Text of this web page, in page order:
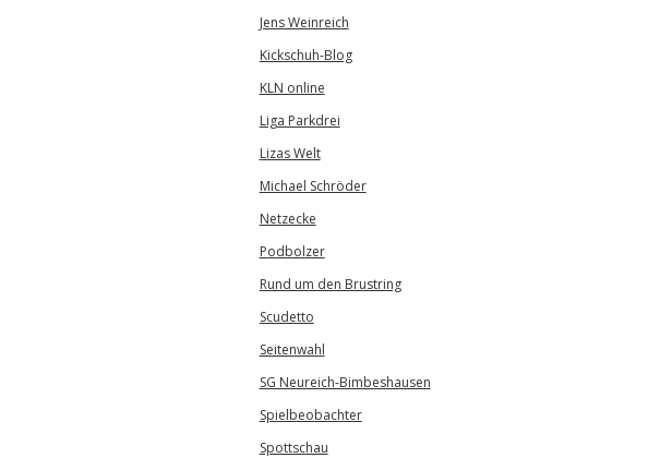
Jens Weinreich
Kickschuh-Blog
KLN online
Liga Parkdrei
Lizas Welt
Michael Schröder
Netzecke
Podbolzer
Rund um den Brustring
Scudetto
Seitenwahl
SG Neureich-Bimbeshausen
Spielbeobachter
Spottschau